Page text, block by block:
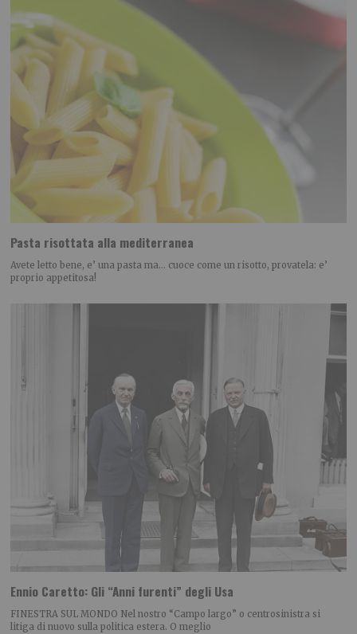
Pasta risottata alla mediterranea
Avete letto bene, e’ una pasta ma… cuoce come un risotto, provatela: e’
proprio appetitosa!
Ennio Caretto: Gli “Anni furenti” degli Usa
FINESTRA SUL MONDO Nel nostro “Campo largo” o centrosinistra si
litiga di nuovo sulla politica estera. O meglio